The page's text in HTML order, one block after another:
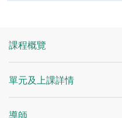
課程概覽
單元及上課詳情
導師